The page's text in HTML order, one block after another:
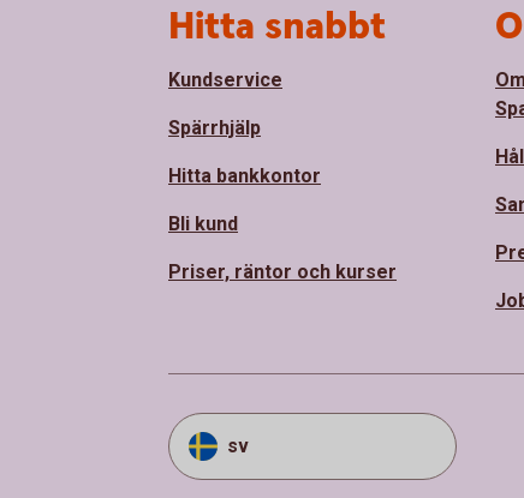
Hitta snabbt
Kundservice
Spärrhjälp
Hitta bankkontor
Bli kund
Priser, räntor och kurser
sv